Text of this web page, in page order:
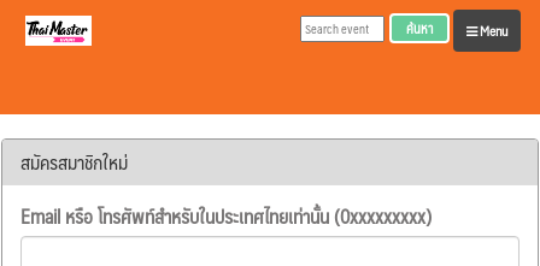
Menu
ค้นหา
สมัครสมาชิกใหม่
Email หรือ โทรศัพท์สำหรับในประเทศไทยเท่านั้น (0xxxxxxxxx)